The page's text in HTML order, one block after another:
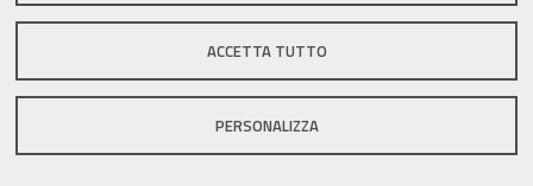
ACCETTA TUTTO
PERSONALIZZA
Privacy policy|DPO|Accessibilità